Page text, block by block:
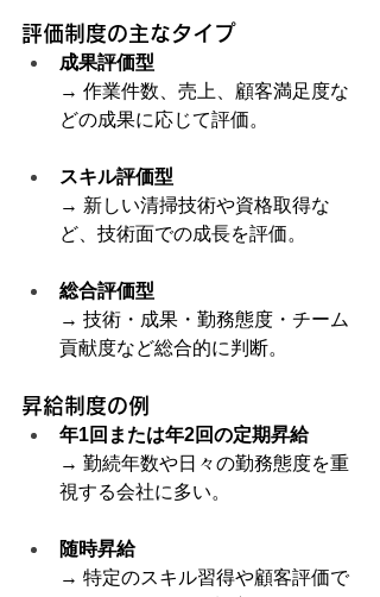
評価制度の主なタイプ
成果評価型
→ 作業件数、売上、顧客満足度な
どの成果に応じて評価。
スキル評価型
→ 新しい清掃技術や資格取得な
ど、技術面での成長を評価。
総合評価型
→ 技術・成果・勤務態度・チーム
貢献度など総合的に判断。
昇給制度の例
年1回または年2回の定期昇給
→ 勤続年数や日々の勤務態度を重
視する会社に多い。
随時昇給
→ 特定のスキル習得や顧客評価で